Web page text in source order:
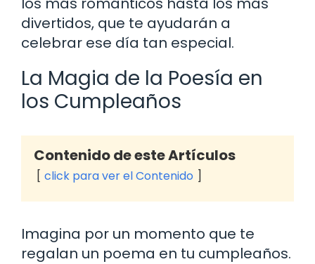
divertidos, que te ayudarán a
celebrar ese día tan especial.
La Magia de la Poesía en
los Cumpleaños
Contenido de este Artículos
click para ver el Contenido
Imagina por un momento que te
regalan un poema en tu cumpleaños.